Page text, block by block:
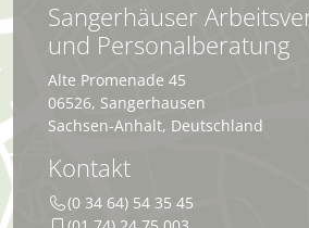
Sangerhäuser
und Personalberatung
Alte Promenade 45
06526, Sangerhausen
Sachsen-Anhalt, Deutschland
Kontakt
(0 34 64) 54 35 45